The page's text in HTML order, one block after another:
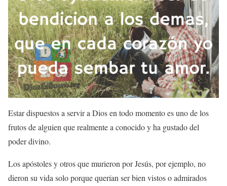
Estar dispuestos a servir a Dios en todo momento es uno de los
frutos de alguien que realmente a conocido y ha gustado del
poder divino.
Los apóstoles y otros que murieron por Jesús, por ejemplo, no
dieron su vida solo porque querían ser bien vistos o admirados